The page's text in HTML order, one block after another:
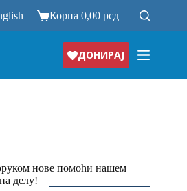
Корпа0,00рсд
ДОНИРАЈ
нове помоћи нашем
делу!